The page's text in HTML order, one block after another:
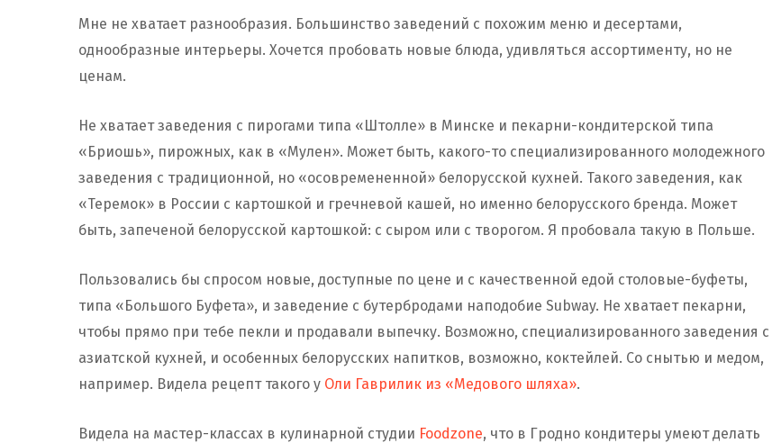
Мне не хватает разнообразия. Большинство заведений с похожим меню и десертами,
однообразные интерьеры. Хочется пробовать новые блюда, удивляться ассортименту, но не
ценам.
Не хватает заведения с пирогами типа «Штолле» в Минске и пекарни-кондитерской типа
«Бриошь», пирожных, как в «Мулен». Может быть, какого-то специализированного молодежного
заведения с традиционной, но «осовремененной» белорусской кухней. Такого заведения, как
«Теремок» в России с картошкой и гречневой кашей, но именно белорусского бренда. Может
быть, запеченой белорусской картошкой: с сыром или с творогом. Я пробовала такую в Польше.
Пользовались бы спросом новые, доступные по цене и с качественной едой столовые-буфеты,
типа «Большого Буфета», и заведение с бутербродами наподобие Subway. Не хватает пекарни,
чтобы прямо при тебе пекли и продавали выпечку. Возможно, специализированного заведения с
азиатской кухней, и особенных белорусских напитков, возможно, коктейлей. Со снытью и медом,
например. Видела рецепт такого у Оли Гаврилик из «Медового шляха».
Видела на мастер-классах в кулинарной студии Foodzone, что в Гродно кондитеры умеют делать